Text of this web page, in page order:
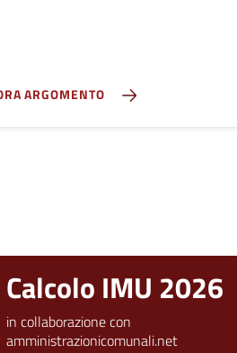
ARGOMENTO
Calcolo IMU 2026
in collaborazione con
amministrazionicomunali.net